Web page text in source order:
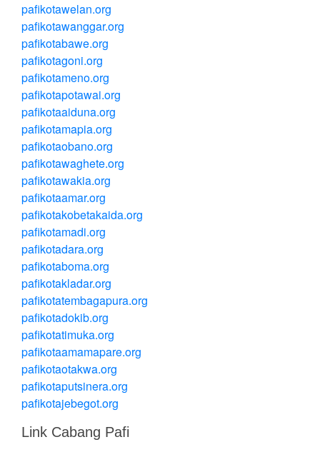
pafikotawelan.org
pafikotawanggar.org
pafikotabawe.org
pafikotagoni.org
pafikotameno.org
pafikotapotawai.org
pafikotaaiduna.org
pafikotamapia.org
pafikotaobano.org
pafikotawaghete.org
pafikotawakia.org
pafikotaamar.org
pafikotakobetakaida.org
pafikotamadi.org
pafikotadara.org
pafikotaboma.org
pafikotakladar.org
pafikotatembagapura.org
pafikotadokib.org
pafikotatimuka.org
pafikotaamamapare.org
pafikotaotakwa.org
pafikotaputsinera.org
pafikotajebegot.org
Link Cabang Pafi